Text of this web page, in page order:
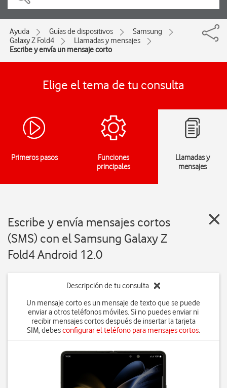
Ayuda Guías de dispositivos
Samsung
Galaxy Z Fold4
Llamadas y mensajes
Escribe y envía un mensaje corto
Elige el tema de tu consulta
Primeros pasos
Funciones
principales
Llamadas y
mensajes
Escribe y envía mensajes cortos
(SMS) con el Samsung Galaxy Z
Fold4 Android 12.0
Descripción de tu consulta
Un mensaje corto es un mensaje de texto que se puede
enviar a otros teléfonos móviles. Si no puedes enviar ni
recibir mensajes cortos después de insertar la tarjeta
SIM, debesconfigurar el teléfono para mensajes cortos.